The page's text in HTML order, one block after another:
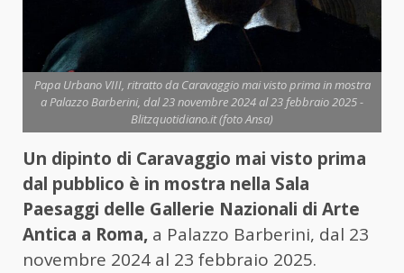
Papa Urbano VIII, ritratto da Caravaggio mai visto prima in mostra
a Palazzo Barberini, dal 23 novembre 2024 al 23 febbraio 2025 -
Blitzquotidiano.it (foto Ansa)
Un dipinto di Caravaggio mai visto prima
dal pubblico è in mostra nella Sala
Paesaggi delle Gallerie Nazionali di Arte
Antica a Roma, a Palazzo Barberini, dal 23
novembre 2024 al 23 febbraio 2025.